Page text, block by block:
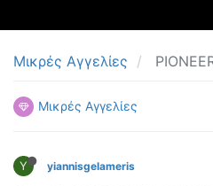
Μικρές Αγγελίες
Μικρές Αγγελίες
Y yiannisgelameris
TEST
ΣΥΓΚΡΙΤΙΚΕΣ ΔΟΚΙΜΕΣ
ΑΓΩΝΙΣΤΙΚΕΣ ΓΝΩΡΙΜΙΕΣ